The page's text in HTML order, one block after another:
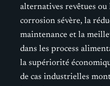
alternatives revêtues ou
corrosion sévère, la
maintenance et la
dans les process
la supériorité
de cas industrielles